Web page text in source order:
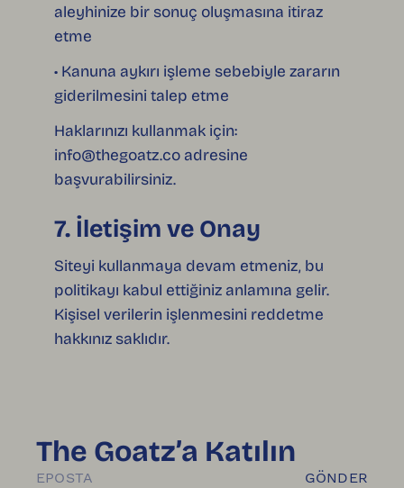
aleyhinize bir sonuç oluşmasına itiraz
etme
• Kanuna aykırı işleme sebebiyle zararın
giderilmesini talep etme
Haklarınızı kullanmak için:
info@thegoatz.co adresine
başvurabilirsiniz.
7. İletişim ve Onay
Siteyi kullanmaya devam etmeniz, bu
politikayı kabul ettiğiniz anlamına gelir.
Kişisel verilerin işlenmesini reddetme
hakkınız saklıdır.
The Goatz’a Katılın
GÖNDER